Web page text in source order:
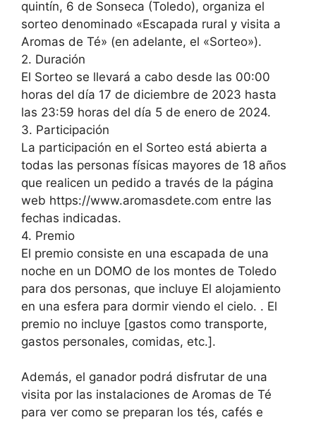
quintín, 6 de Sonseca (Toledo), organiza el
sorteo denominado «Escapada rural y visita a
Aromas de Té» (en adelante, el «Sorteo»).
2. Duración
El Sorteo se llevará a cabo desde las 00:00
horas del día 17 de diciembre de 2023 hasta
las 23:59 horas del día 5 de enero de 2024.
3. Participación
La participación en el Sorteo está abierta a
todas las personas físicas mayores de 18 años
que realicen un pedido a través de la página
web https://www.aromasdete.com entre las
fechas indicadas.
4. Premio
El premio consiste en una escapada de una
noche en un DOMO de los montes de Toledo
para dos personas, que incluye El alojamiento
en una esfera para dormir viendo el cielo. . El
premio no incluye [gastos como transporte,
gastos personales, comidas, etc.].
Además, el ganador podrá disfrutar de una
visita por las instalaciones de Aromas de Té
para ver como se preparan los tés, cafés e